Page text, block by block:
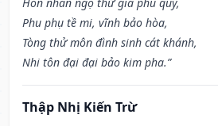
Phu phụ tề mi, vĩnh bảo hòa,
Tòng thử môn đình sinh cát khánh,
Nhi tôn đại đại bảo kim pha.”
Thập Nhị Kiến Trừ